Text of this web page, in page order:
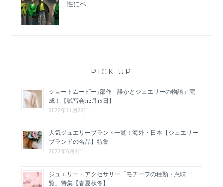
性にベ...
PICK UP
ショートムービー3部作「誰かとジュエリーの物語」完
成！【試写会:12月18日】
2022年11月22日
人気ジュエリーブランド一覧！海外・日本【ジュエリー
ブランドの名品】特集
2022年6月4日
ジュエリー・アクセサリー「モチーフの種類・意味一
覧」特集【春夏秋冬】